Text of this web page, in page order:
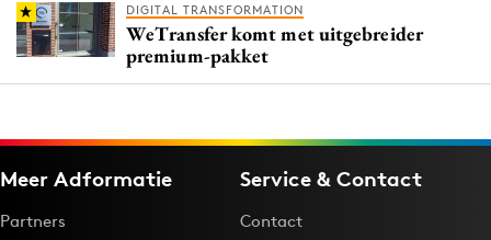
DIGITAL TRANSFORMATION
WeTransfer komt met uitgebreider
premium-pakket
Meer Adformatie
Partners
Service & Contact
Contact